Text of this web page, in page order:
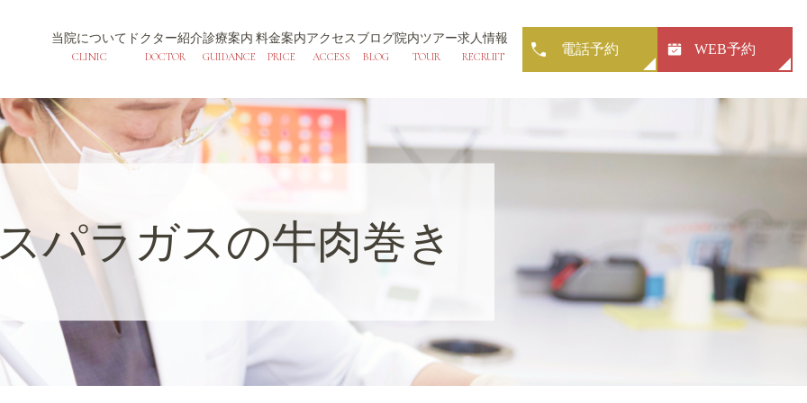
当院について
CLINIC
ドクター紹介
DOCTOR
診療案内
GUIDANCE
料金案内
PRICE
アクセス
ACCESS
ブログ
BLOG
院内ツアー
TOUR
求人情報
RECRUIT 電話予約 WEB予約
パラガスの牛肉巻き